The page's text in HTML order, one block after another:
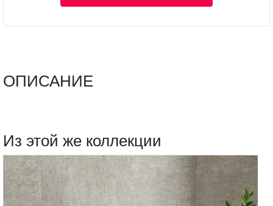
ОПИСАНИЕ
Из этой же коллекции